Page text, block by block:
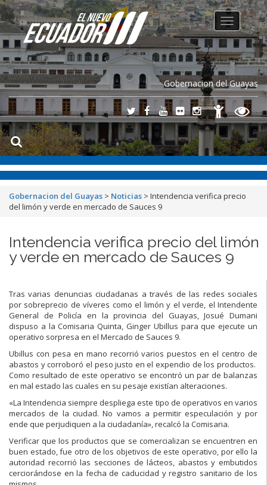
Gobernacion del Guayas
Toggle
navigation
Gobernacion del Guayas > Noticias > Intendencia verifica precio
del limón y verde en mercado de Sauces 9
Intendencia verifica precio del limón
y verde en mercado de Sauces 9
Tras varias denuncias ciudadanas a través de las redes sociales
por sobreprecio de víveres como el limón y el verde, el Intendente
General de Policía en la provincia del Guayas, Josué Dumani
dispuso a la Comisaria Quinta, Ginger Ubillus para que ejecute un
operativo sorpresa en el Mercado de Sauces 9.
Ubillus con pesa en mano recorrió varios puestos en el centro de
abastos y corroboró el peso justo en el expendio de los productos.
Como resultado de este operativo se encontró un par de balanzas
en mal estado las cuales en su pesaje existían alteraciones.
«La Intendencia siempre despliega este tipo de operativos en varios
mercados de la ciudad. No vamos a permitir especulación y por
ende que perjudiquen a la ciudadanía», recalcó la Comisaria.
Verificar que los productos que se comercializan se encuentren en
buen estado, fue otro de los objetivos de este operativo, por ello la
autoridad recorrió las secciones de lácteos, abastos y embutidos
cerciorándose en la fecha de caducidad y registro sanitario de los